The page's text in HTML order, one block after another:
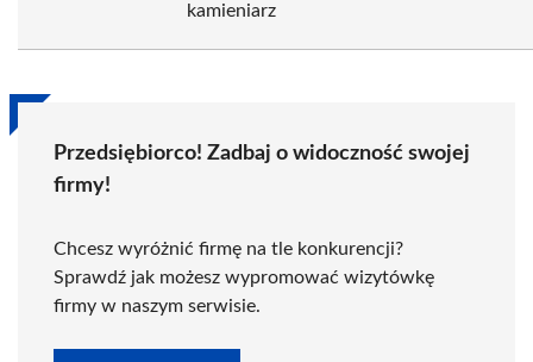
kamieniarz
Przedsiębiorco! Zadbaj o widoczność swojej
firmy!
Chcesz wyróżnić firmę na tle konkurencji?
Sprawdź jak możesz wypromować wizytówkę
firmy w naszym serwisie.